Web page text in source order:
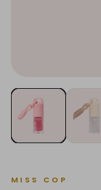
MISS COP